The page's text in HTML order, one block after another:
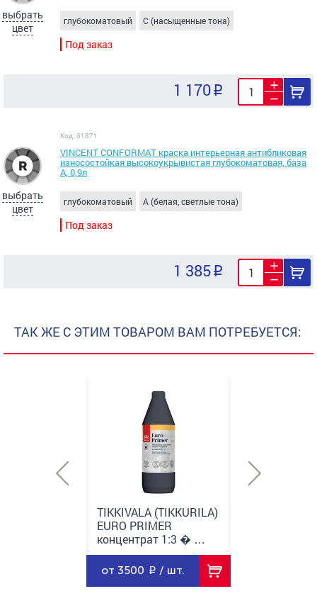
выбрать
цвет
глубокоматовый C (насыщенные тона)
Под заказ
1 170
выбрать
цвет
Код: 61871
VINCENT CONFORMAT краска интерьерная антибликовая
износостойкая высокоукрывистая глубокоматовая, база
А, 0,9л
глубокоматовый A (белая, светлые тона)
Под заказ
1 385
ТАК ЖЕ С ЭТИМ ТОВАРОМ ВАМ ПОТРЕБУЕТСЯ:
TIKKIVALA (TIKKURILA)
EURO PRIMER
концентрат 1:3 � …
от 3500 / шт.